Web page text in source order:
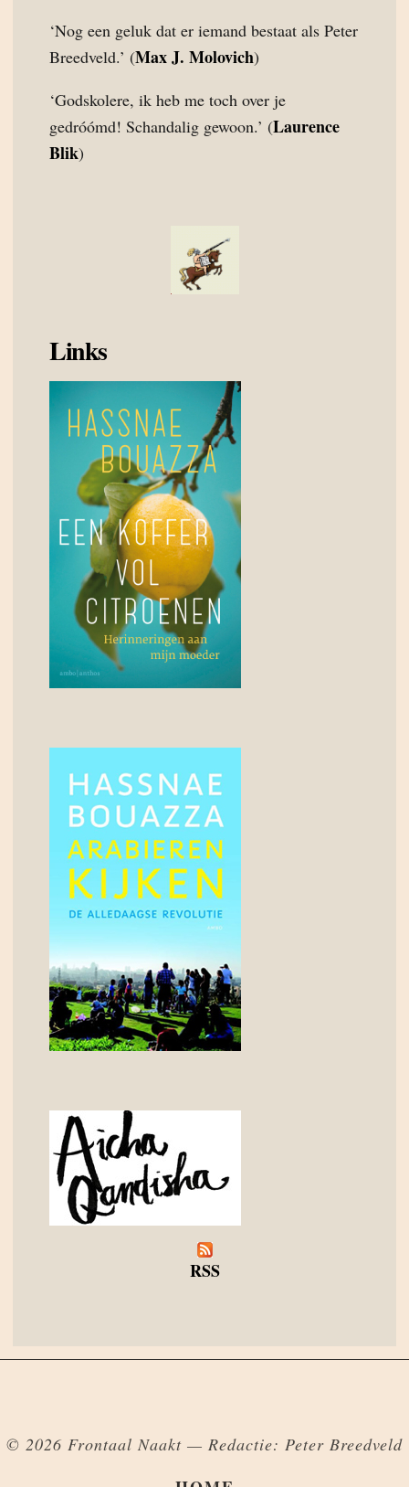
‘Nog een geluk dat er iemand bestaat als Peter
Breedveld.’ (Max J. Molovich)
‘Godskolere, ik heb me toch over je
gedróómd! Schandalig gewoon.’ (Laurence
Blik)
Links
RSS
© 2026 Frontaal Naakt — Redactie: Peter Breedveld